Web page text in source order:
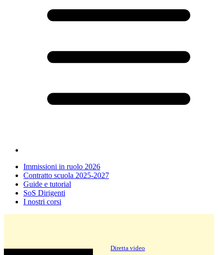
Immissioni in ruolo 2026
Contratto scuola 2025-2027
Guide e tutorial
SoS Dirigenti
I nostri corsi
Diretta video